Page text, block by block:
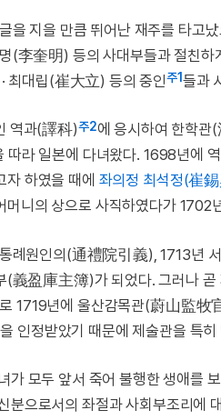
을 지을 만큼 뛰어난 재주를 타고
명(李奎明) 등의 사대부들과 절친
최대립(崔大立) 등의 중인주1들과
역과(譯科)주2에 응시하여 한학
따라 일본에 다녀왔다. 1698년에
하였을 때에 좌의정 최석정(崔
니의 상으로 사직하였다가 1702
례원인의(通禮院引義), 1713년
(義盈庫主簿)가 되었다. 그러나
1719년에 울산감목관(蔚山監牧
인정받았기 때문에 제술관을 특
모두 앞서 죽어 불행한 생애를
분으로서의 좌절과 사회부조리에